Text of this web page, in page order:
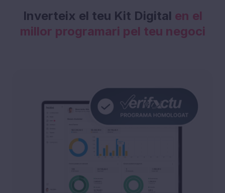
Inverteix el teu Kit Digital en el
millor programari pel teu negoci